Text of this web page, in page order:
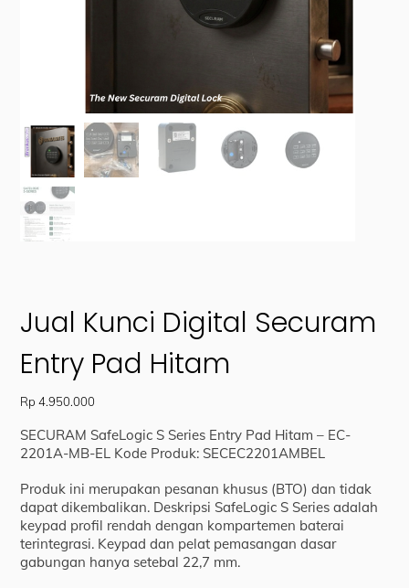
Jual Kunci Digital Securam
Entry Pad Hitam
Rp 4.950.000
SECURAM SafeLogic S Series Entry Pad Hitam – EC-
2201A-MB-EL Kode Produk: SECEC2201AMBEL
Produk ini merupakan pesanan khusus (BTO) dan tidak
dapat dikembalikan. Deskripsi SafeLogic S Series adalah
keypad profil rendah dengan kompartemen baterai
terintegrasi. Keypad dan pelat pemasangan dasar
gabungan hanya setebal 22,7 mm.